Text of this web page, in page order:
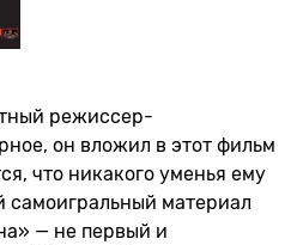
режиссер-
он вложил в этот фильм
что никакого уменья ему
самоигральный материал
— не первый и